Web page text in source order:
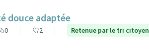
douce adaptée
0 2 Retenue par le tri citoyen